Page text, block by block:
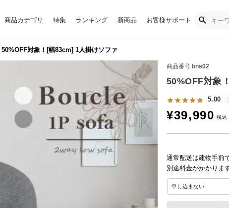
商品カテゴリ 特集 ランキング 新商品 お客様サポート
50%OFF対象！[幅83cm] 1人掛けソファ
商品番号 bns02
50%OFF対象
5.00
¥39,990
通常配送は建物手前
別途料金がかかりま